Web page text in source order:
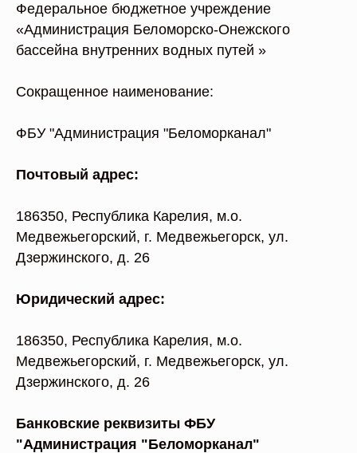
Федеральное бюджетное учреждение
«Администрация Беломорско-Онежского
бассейна внутренних водных путей »
Сокращенное наименование:
ФБУ "Администрация "Беломорканал"
Почтовый адрес:
186350, Республика Карелия, м.о.
Медвежьегорский, г. Медвежьегорск, ул.
Дзержинского, д. 26
Юридический адрес:
186350, Республика Карелия, м.о.
Медвежьегорский, г. Медвежьегорск, ул.
Дзержинского, д. 26
Банковские реквизиты ФБУ
"Администрация "Беломорканал"